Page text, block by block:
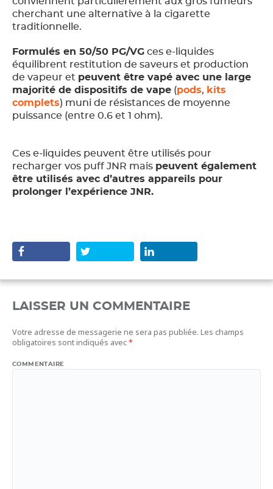
cherchant une alternative à la cigarette
traditionnelle.
Formulés en 50/50 PG/VG ces e-liquides
équilibrent restitution de saveurs et production
de vapeur et peuvent être vapé avec une large
majorité de dispositifs de vape (pods, kits
complets) muni de résistances de moyenne
puissance (entre 0.6 et 1 ohm).
Ces e-liquides peuvent être utilisés pour
recharger vos puff JNR mais peuvent également
être utilisés avec d’autres appareils pour
prolonger l’expérience JNR.
LAISSER UN COMMENTAIRE
Votre adresse de messagerie ne sera pas publiée. Les champs
obligatoires sont indiqués avec*
COMMENTAIRE